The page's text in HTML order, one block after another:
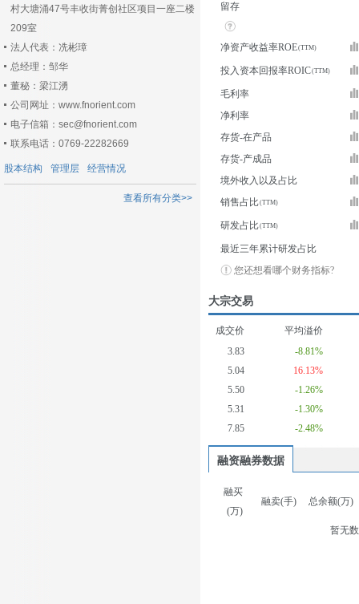
村大塘涌47号丰收街菁创社区项目一座二楼
209室
法人代表：冼彬璋
总经理：邹华
董秘：梁江湧
公司网址：www.fnorient.com
电子信箱：sec@fnorient.com
联系电话：0769-22282669
股本结构 管理层 经营情况
查看所有分类>>
留存
净资产收益率ROE
投入资本回报率ROIC
毛利率
净利率
存货-在产品
存货-产成品
境外收入以及占比
销售占比
研发占比
最近三年累计研发占比
您还想看哪个财务指标?
大宗交易
成交价
平均溢价
3.83
-8.81%
5.04
16.13%
5.50
-1.26%
5.31
-1.30%
7.85
-2.48%
融资融券数据
融买
(万)
融卖(手) 总余额(万)
暂无